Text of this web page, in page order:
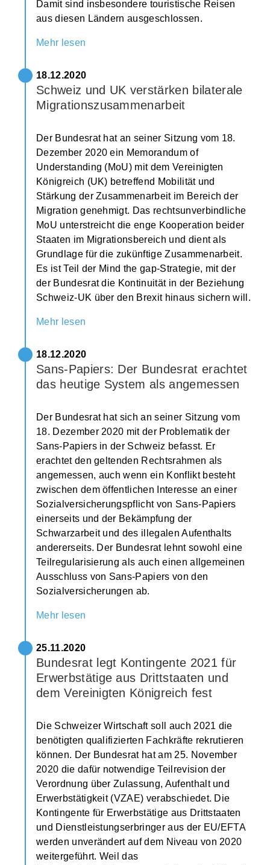
Damit sind insbesondere touristische Reisen
aus diesen Ländern ausgeschlossen.
Mehr lesen
18.12.2020
Schweiz und UK verstärken bilaterale
Migrationszusammenarbeit
Der Bundesrat hat an seiner Sitzung vom 18.
Dezember 2020 ein Memorandum of
Understanding (MoU) mit dem Vereinigten
Königreich (UK) betreffend Mobilität und
Stärkung der Zusammenarbeit im Bereich der
Migration genehmigt. Das rechtsunverbindliche
MoU unterstreicht die enge Kooperation beider
Staaten im Migrationsbereich und dient als
Grundlage für die zukünftige Zusammenarbeit.
Es ist Teil der Mind the gap-Strategie, mit der
der Bundesrat die Kontinuität in der Beziehung
Schweiz-UK über den Brexit hinaus sichern will.
Mehr lesen
18.12.2020
Sans-Papiers: Der Bundesrat erachtet
das heutige System als angemessen
Der Bundesrat hat sich an seiner Sitzung vom
18. Dezember 2020 mit der Problematik der
Sans-Papiers in der Schweiz befasst. Er
erachtet den geltenden Rechtsrahmen als
angemessen, auch wenn ein Konflikt besteht
zwischen dem öffentlichen Interesse an einer
Sozialversicherungspflicht von Sans-Papiers
einerseits und der Bekämpfung der
Schwarzarbeit und des illegalen Aufenthalts
andererseits. Der Bundesrat lehnt sowohl eine
Teilregularisierung als auch einen allgemeinen
Ausschluss von Sans-Papiers von den
Sozialversicherungen ab.
Mehr lesen
25.11.2020
Bundesrat legt Kontingente 2021 für
Erwerbstätige aus Drittstaaten und
dem Vereinigten Königreich fest
Die Schweizer Wirtschaft soll auch 2021 die
benötigten qualifizierten Fachkräfte rekrutieren
können. Der Bundesrat hat am 25. November
2020 die dafür notwendige Teilrevision der
Verordnung über Zulassung, Aufenthalt und
Erwerbstätigkeit (VZAE) verabschiedet. Die
Kontingente für Erwerbstätige aus Drittstaaten
und Dienstleistungserbringer aus der EU/EFTA
werden unverändert auf dem Niveau von 2020
weitergeführt. Weil das